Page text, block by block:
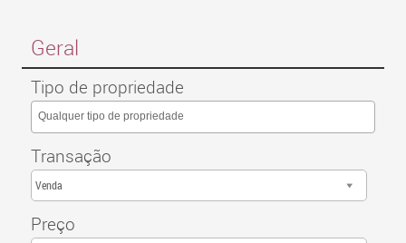
Geral
Tipo de propriedade
Qualquer tipo de propriedade
Transação
Venda
Preço